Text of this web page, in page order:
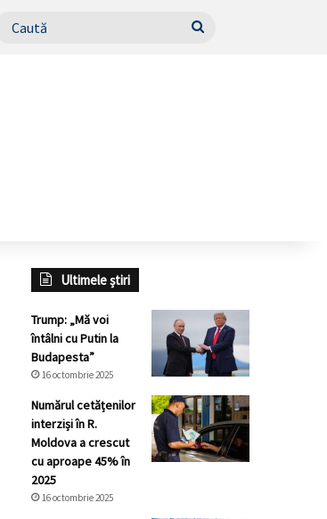
Caută
Ultimele știri
Trump: „Mă voi
întâlni cu Putin la
Budapesta”
16 octombrie 2025
Numărul cetățenilor
interziși în R.
Moldova a crescut
cu aproape 45% în
2025
16 octombrie 2025